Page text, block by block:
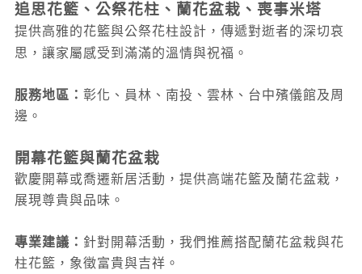
追思花籃、公祭花柱、蘭花盆栽、喪事米塔
提供高雅的花籃與公祭花柱設計，傳遞對逝者的深切哀
思，讓家屬感受到滿滿的溫情與祝福。
服務地區： 彰化、員林、南投 、雲林 、台中殯儀館及周
邊。
開幕花籃與蘭花盆栽
歡慶開幕或喬遷新居活動，提供高端花籃及蘭花盆栽，
展現尊貴與品味。
專業建議： 針對開幕活動，我們推薦搭配蘭花盆栽與花
柱花籃，象徵富貴與吉祥。